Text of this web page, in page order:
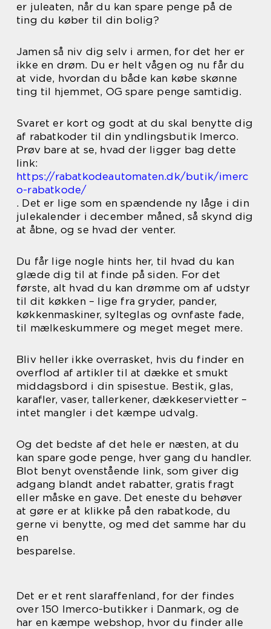
er juleaten, når du kan spare penge på de
ting du køber til din bolig?
Jamen så niv dig selv i armen, for det her er
ikke en drøm. Du er helt vågen og nu får du
at vide, hvordan du både kan købe skønne
ting til hjemmet, OG spare penge samtidig.
Svaret er kort og godt at du skal benytte dig
af rabatkoder til din yndlingsbutik Imerco.
Prøv bare at se, hvad der ligger bag dette
link:
https://rabatkodeautomaten.dk/butik/imerc
o-rabatkode/
. Det er lige som en spændende ny låge i din
julekalender i december måned, så skynd dig
at åbne, og se hvad der venter.
Du får lige nogle hints her, til hvad du kan
glæde dig til at finde på siden. For det
første, alt hvad du kan drømme om af udstyr
til dit køkken – lige fra gryder, pander,
køkkenmaskiner, sylteglas og ovnfaste fade,
til mælkeskummere og meget meget mere.
Bliv heller ikke overrasket, hvis du finder en
overflod af artikler til at dække et smukt
middagsbord i din spisestue. Bestik, glas,
karafler, vaser, tallerkener, dækkeservietter –
intet mangler i det kæmpe udvalg.
Og det bedste af det hele er næsten, at du
kan spare gode penge, hver gang du handler.
Blot benyt ovenstående link, som giver dig
adgang blandt andet rabatter, gratis fragt
eller måske en gave. Det eneste du behøver
at gøre er at klikke på den rabatkode, du
gerne vi benytte, og med det samme har du
en
besparelse.
Det er et rent slaraffenland, for der findes
over 150 Imerco-butikker i Danmark, og de
har en kæmpe webshop, hvor du finder alle